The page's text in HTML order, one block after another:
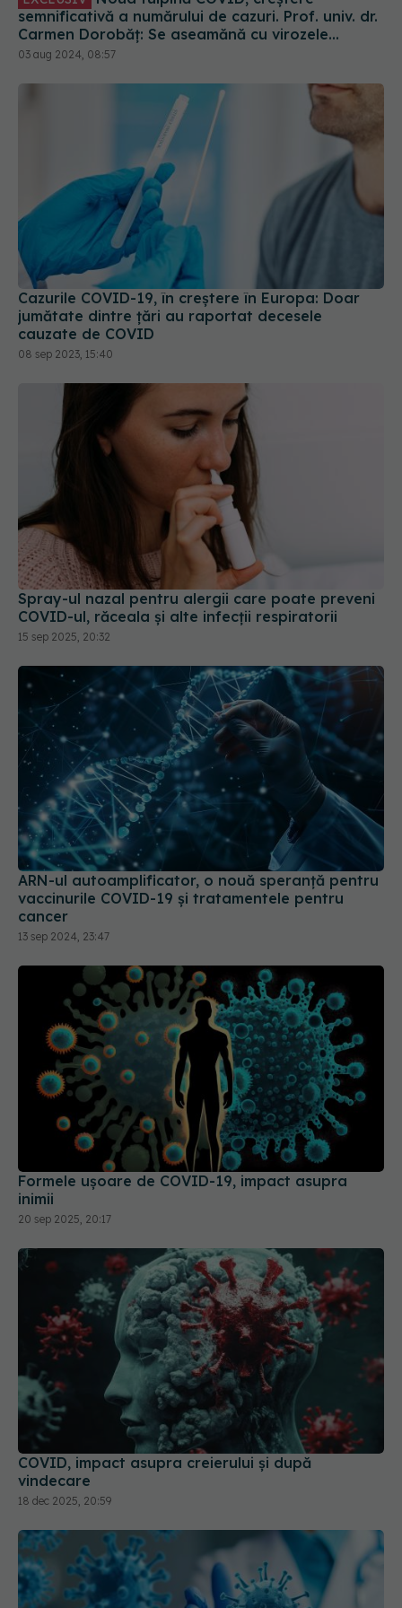
Cazurile COVID-19, în creștere în Europa: Doar
jumătate dintre țări au raportat decesele
cauzate de COVID
08 sep 2023, 15:40
Spray-ul nazal pentru alergii care poate preveni
COVID-ul, răceala și alte infecții respiratorii
15 sep 2025, 20:32
ARN-ul autoamplificator, o nouă speranță pentru
vaccinurile COVID-19 și tratamentele pentru
cancer
13 sep 2024, 23:47
Formele ușoare de COVID-19, impact asupra
20 sep 2025, 20:17
COVID, impact asupra creierului și după
vindecare
18 dec 2025, 20:59